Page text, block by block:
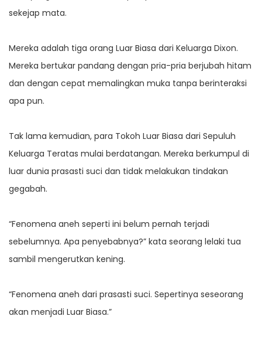
sekejap mata.
Mereka adalah tiga orang Luar Biasa dari Keluarga Dixon.
Mereka bertukar pandang dengan pria-pria berjubah hitam
dan dengan cepat memalingkan muka tanpa berinteraksi
apa pun.
Tak lama kemudian, para Tokoh Luar Biasa dari Sepuluh
Keluarga Teratas mulai berdatangan. Mereka berkumpul di
luar dunia prasasti suci dan tidak melakukan tindakan
gegabah.
“Fenomena aneh seperti ini belum pernah terjadi
sebelumnya. Apa penyebabnya?” kata seorang lelaki tua
sambil mengerutkan kening.
“Fenomena aneh dari prasasti suci. Sepertinya seseorang
akan menjadi Luar Biasa.”